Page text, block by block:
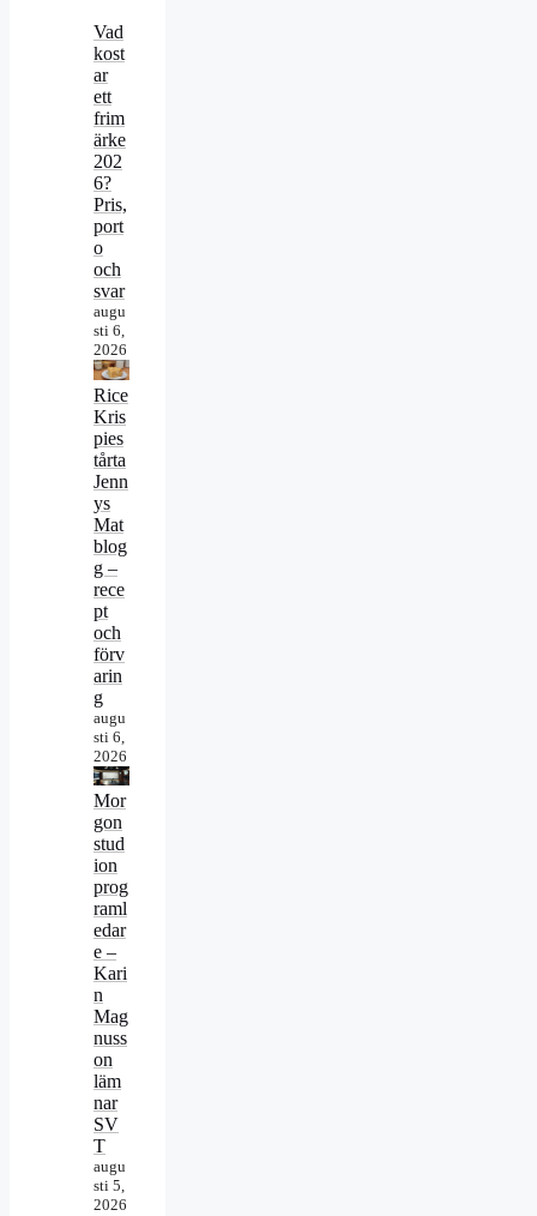
Vad
kost
ar
ett
frim
ärke
202
6?
Pris,
port
o
och
svar
augu
sti 6,
2026
Rice
Kris
pies
tårta
Jenn
ys
Mat
blog
g –
rece
pt
och
förv
arin
g
augu
sti 6,
2026
Mor
gon
stud
ion
prog
raml
edar
e –
Kari
n
Mag
nuss
on
läm
nar
SV
T
augu
sti 5,
2026